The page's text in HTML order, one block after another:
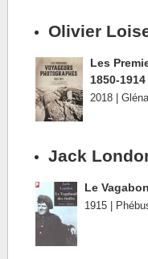
Olivier
Les
1850-1914
2018 |
Jack
Le
1915 |